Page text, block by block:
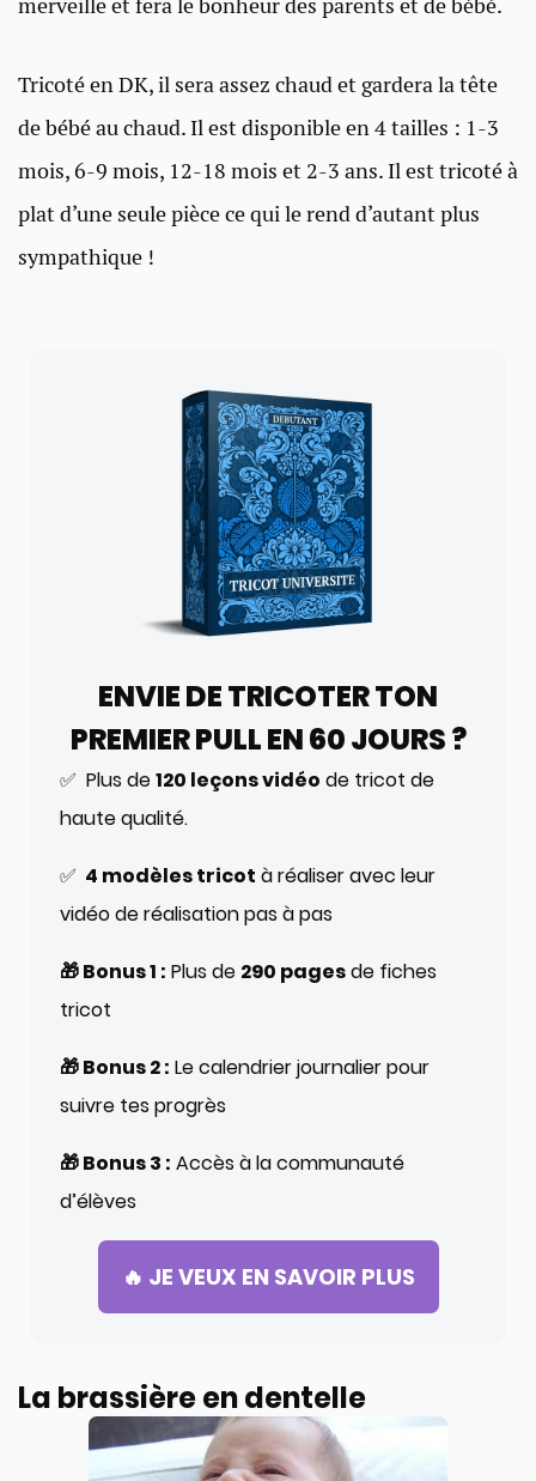
Tricoté en DK, il sera assez chaud et gardera la tête
de bébé au chaud. Il est disponible en 4 tailles : 1-3
mois, 6-9 mois, 12-18 mois et 2-3 ans. Il est tricoté à
plat d’une seule pièce ce qui le rend d’autant plus
sympathique !
ENVIE DE TRICOTER TON
PREMIER PULL EN 60 JOURS ?
✅ Plus de120 leçons vidéo de tricot de
haute qualité.
✅ 4 modèles tricot à réaliser avec leur
vidéo de réalisation pas à pas
🎁 Bonus 1 : Plus de 290 pagesde fiches
tricot
🎁 Bonus 2 : Le calendrier journalier pour
suivre tes progrès
🎁 Bonus 3 : Accès à la communauté
d’élèves
🔥 JE VEUX EN SAVOIR PLUS
La brassière en dentelle ​